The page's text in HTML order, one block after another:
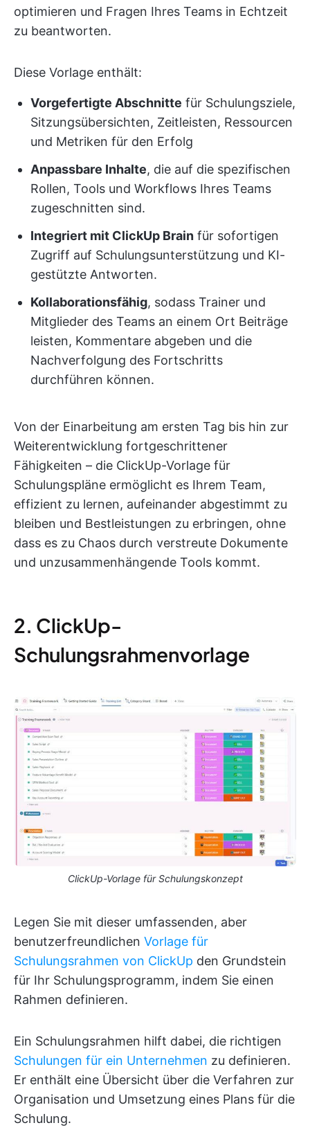
optimieren und Fragen Ihres Teams in Echtzeit
zu beantworten.
Diese Vorlage enthält:
Vorgefertigte Abschnitte für Schulungsziele,
Sitzungsübersichten, Zeitleisten, Ressourcen
und Metriken für den Erfolg
Anpassbare Inhalte, die auf die spezifischen
Rollen, Tools und Workflows Ihres Teams
zugeschnitten sind.
Integriert mit ClickUp Brain für sofortigen
Zugriff auf Schulungsunterstützung und KI-
gestützte Antworten.
Kollaborationsfähig, sodass Trainer und
Mitglieder des Teams an einem Ort Beiträge
leisten, Kommentare abgeben und die
Nachverfolgung des Fortschritts
durchführen können.
Von der Einarbeitung am ersten Tag bis hin zur
Weiterentwicklung fortgeschrittener
Fähigkeiten – die ClickUp-Vorlage für
Schulungspläne ermöglicht es Ihrem Team,
effizient zu lernen, aufeinander abgestimmt zu
bleiben und Bestleistungen zu erbringen, ohne
dass es zu Chaos durch verstreute Dokumente
und unzusammenhängende Tools kommt.
2. ClickUp-
Schulungsrahmenvorlage
ClickUp-Vorlage für Schulungskonzept
Legen Sie mit dieser umfassenden, aber
benutzerfreundlichen Vorlage für
Schulungsrahmen von ClickUp den Grundstein
für Ihr Schulungsprogramm, indem Sie einen
Rahmen definieren.
Ein Schulungsrahmen hilft dabei, die richtigen
Schulungen für ein Unternehmen zu definieren.
Er enthält eine Übersicht über die Verfahren zur
Organisation und Umsetzung eines Plans für die
Schulung.